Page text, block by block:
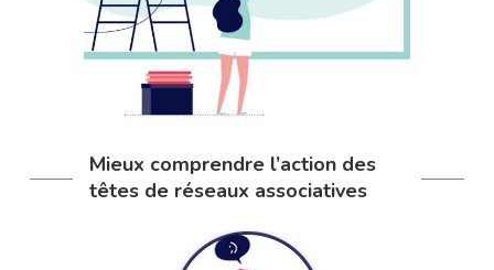
Mieux comprendre l’action des
têtes de réseaux associatives